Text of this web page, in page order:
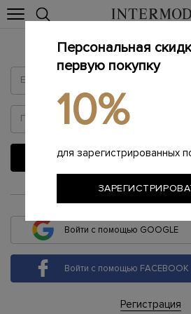
Войти
ВОЙТИ
или
Войти с помощью GOOGLE
Войти с помощью FACEBOOK
Регистрация
Персональная
первую покупку
10%
для зарегистрированных